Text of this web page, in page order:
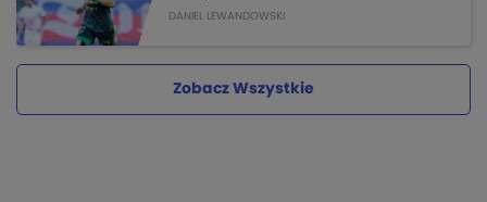
DANIEL LEWANDOWSKI
Zobacz Wszystkie